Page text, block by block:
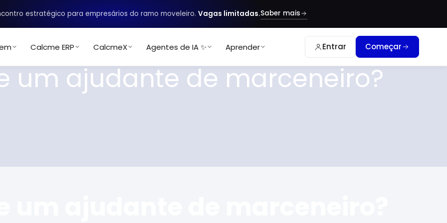
estratégico para empresários do ramo moveleiro. Vagas limitadas.Saber mais
Calcme ERP CalcmeX Agentes de IA ✨ Aprender Entrar Começar
um ajudante de marceneiro?
um ajudante de marceneiro?